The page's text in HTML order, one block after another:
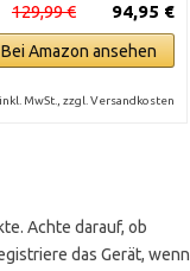
94,95 €
129,99 €
Bei Amazon ansehen
MwSt., zzgl. Versandkosten
Achte darauf, ob
das Gerät, wenn